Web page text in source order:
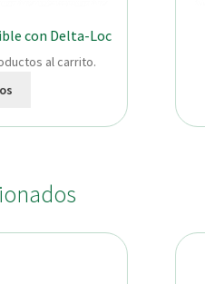
con Delta-Loc
al carrito.